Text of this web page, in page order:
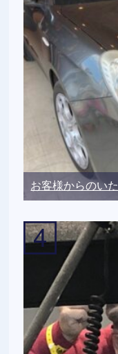
お客様からのい